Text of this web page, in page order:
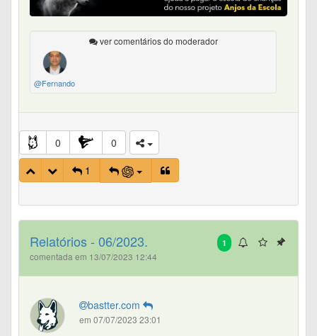
ver comentários do moderador
@Fernando
0
0
1
1
Relatórios - 06/2023.
comentada em 13/07/2023 12:44
bastter.com
em 07/07/2023 23:01